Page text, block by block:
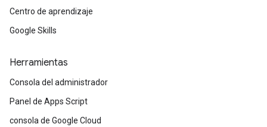
Centro de aprendizaje
Google Skills
Herramientas
Consola del administrador
Panel de Apps Script
consola de Google Cloud